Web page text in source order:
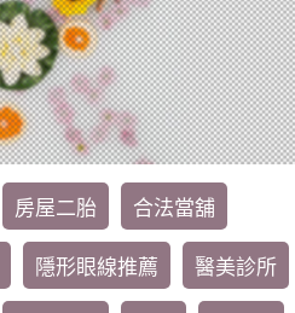
房屋二胎 合法當舖
隱形眼線推薦 醫美診所